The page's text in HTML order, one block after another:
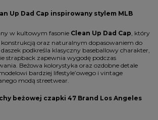
Up Dad Cap inspirowany stylem MLB
w kultowym fasonie Clean Up Dad Cap , który
oraz naturalnym dopasowaniem do
podkreśla klasyczny baseballowy charakter,
strapback zapewnia wygodę podczas
Beżowa kolorystyka oraz ozdobne detale
bardziej lifestyle’owego i vintage
modą streetwear.
beżowej czapki 47 Brand Los Angeles